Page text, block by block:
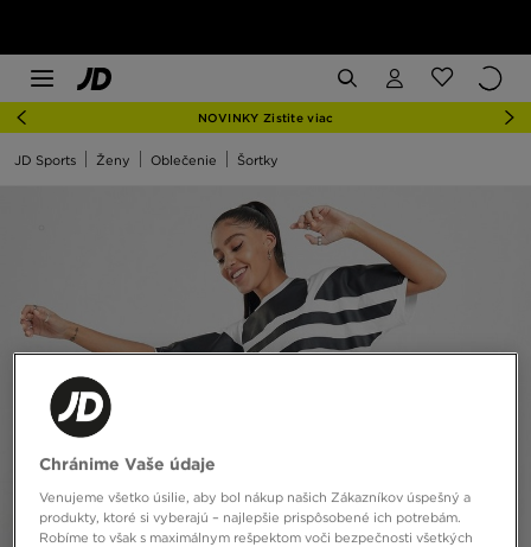
NOVINKY Zistite viac
JD Sports Ženy Oblečenie Šortky
Chránime Vaše údaje
Venujeme všetko úsilie, aby bol nákup našich Zákazníkov úspešný a
produkty, ktoré si vyberajú – najlepšie prispôsobené ich potrebám.
Robíme to však s maximálnym rešpektom voči bezpečnosti všetkých